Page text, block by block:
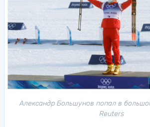
Александр Большунов попал в
Reuters